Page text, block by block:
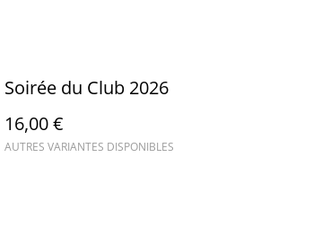
Soirée du Club 2026
16,00 €
AUTRES VARIANTES DISPONIBLES